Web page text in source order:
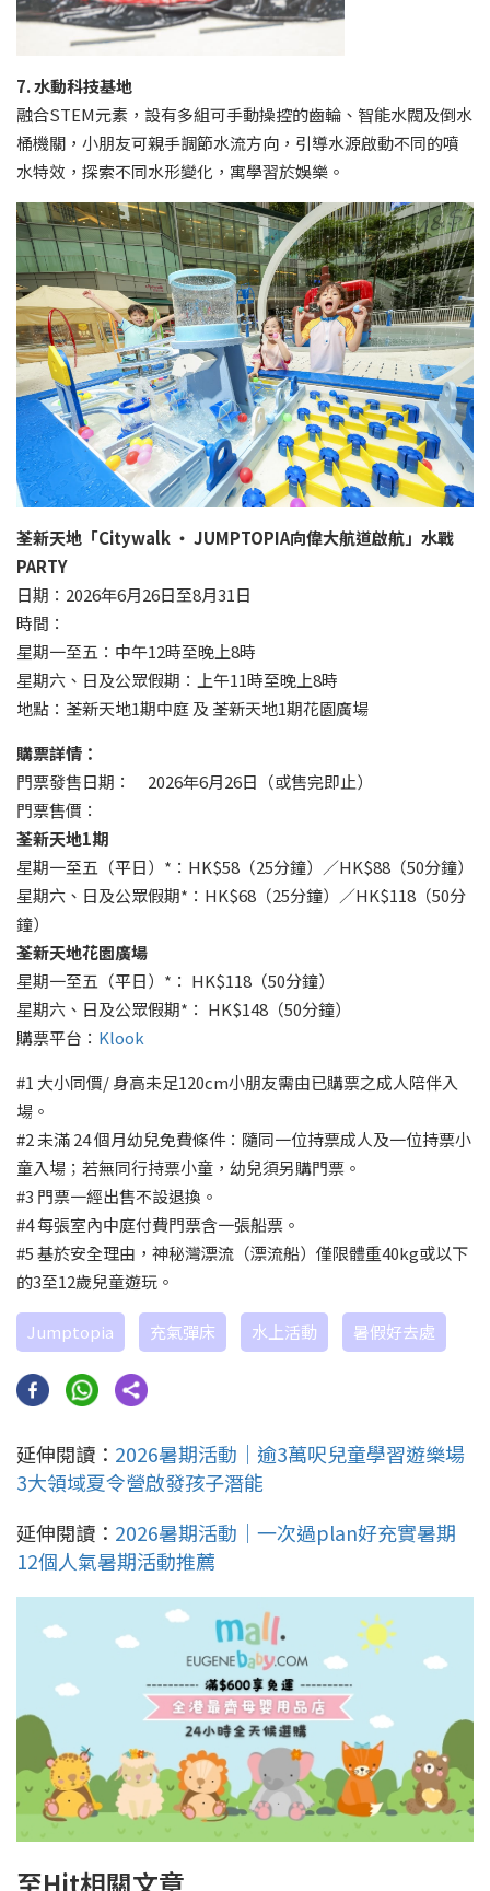
7. 水動科技基地
融合STEM元素，設有多組可手動操控的齒輪、智能水閥及倒水
桶機關，小朋友可親手調節水流方向，引導水源啟動不同的噴
水特效，探索不同水形變化，寓學習於娛樂。
荃新天地「Citywalk ‧ JUMPTOPIA向偉大航道啟航」水戰
PARTY
日期：2026年6月26日至8月31日
時間：
星期一至五：中午12時至晚上8時
星期六、日及公眾假期：上午11時至晚上8時
地點：荃新天地1期中庭 及 荃新天地1期花園廣場
購票詳情：
門票發售日期： 2026年6月26日（或售完即止）
門票售價：
荃新天地1期
星期一至五（平日）*：HK$58（25分鐘）／HK$88（50分鐘）
星期六、日及公眾假期*：HK$68（25分鐘）／HK$118（50分
鐘）
荃新天地花園廣場
星期一至五（平日）*： HK$118（50分鐘）
星期六、日及公眾假期*： HK$148（50分鐘）
購票平台： Klook
#1 大小同價/ 身高未足120cm小朋友需由已購票之成人陪伴入
場。
#2 未滿 24 個月幼兒免費條件：隨同一位持票成人及一位持票小
童入場；若無同行持票小童，幼兒須另購門票。
#3 門票一經出售不設退換。
#4 每張室內中庭付費門票含一張船票。
#5 基於安全理由，神秘灣漂流（漂流船）僅限體重40kg或以下
的3至12歲兒童遊玩。
Jumptopia 充氣彈床 水上活動 暑假好去處
延伸閱讀： 2026暑期活動｜逾3萬呎兒童學習遊樂場
3大領域夏令營啟發孩子潛能
延伸閱讀： 2026暑期活動｜一次過plan好充實暑期
12個人氣暑期活動推薦
至Hit相關文章